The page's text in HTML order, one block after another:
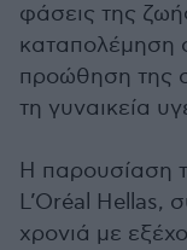
φάσεις της
καταπολέμηση
προώθηση της
τη γυναικεία
Η παρουσίαση
L’Oréal Hellas,
χρονιά με